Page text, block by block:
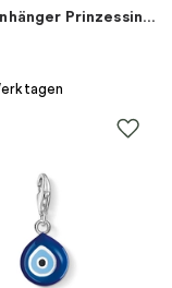
Charm-Anhänger Prinzessin Krone